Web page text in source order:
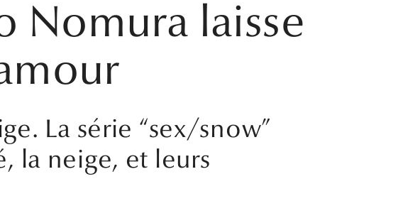
Nomura laisse
La série “sex/snow”
la neige, et leurs